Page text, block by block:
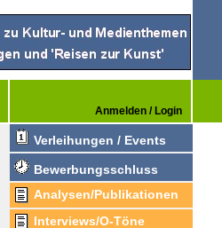
Anmelden / Login
Verleihungen / Events
Bewerbungsschluss
Analysen/Publikationen
Interviews/O-Töne